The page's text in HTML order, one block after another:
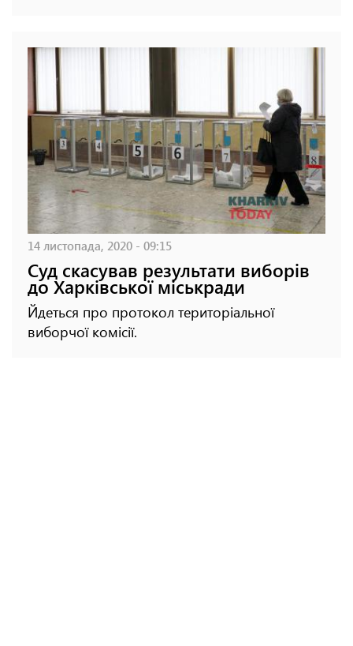
14 листопада, 2020 - 09:15
Суд скасував результати виборів
до Харківської міськради
Йдеться про протокол територіальної
виборчої комісії.